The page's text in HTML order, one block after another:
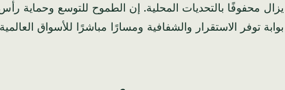
يزال محفوفًا بالتحديات المحلية. إن الطموح للتوسع وحماية
بوابة توفر الاستقرار والشفافية ومسارًا مباشرًا للأسواق